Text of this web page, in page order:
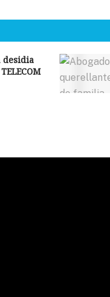
desidia